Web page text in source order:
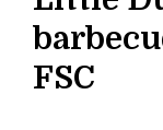
FSC